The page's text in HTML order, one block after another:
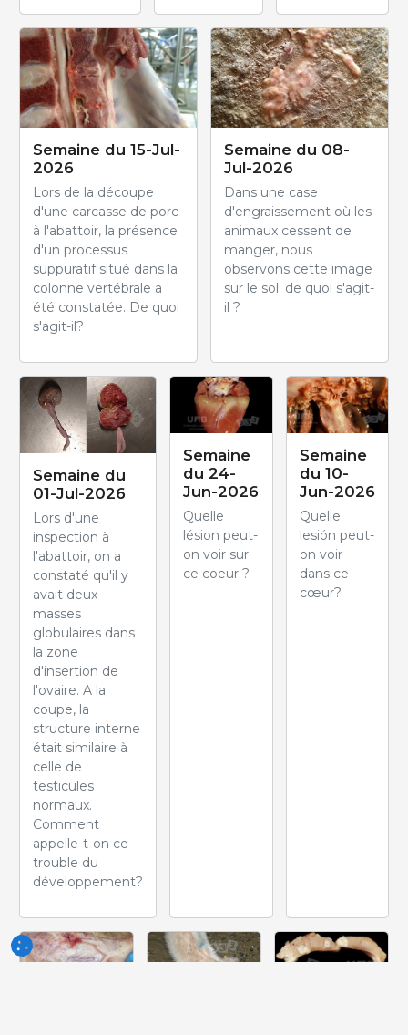
Semaine du 15-Jul-
2026
Lors de la découpe
d'une carcasse de porc
à l'abattoir, la présence
d'un processus
suppuratif situé dans la
colonne vertébrale a
été constatée. De quoi
s'agit-il?
Semaine du 08-
Jul-2026
Dans une case
d'engraissement où les
animaux cessent de
manger, nous
observons cette image
sur le sol; de quoi s'agit-
il ?
Semaine du
01-Jul-2026
Lors d'une
inspection à
l'abattoir, on a
constaté qu'il y
avait deux
masses
globulaires dans
la zone
d'insertion de
l'ovaire. A la
coupe, la
structure interne
était similaire à
celle de
testicules
normaux.
Comment
appelle-t-on ce
trouble du
développement?
Semaine
du 24-
Jun-2026
Quelle
lésion peut-
on voir sur
ce coeur ?
Semaine
du 10-
Jun-2026
Quelle
lesión peut-
on voir
dans ce
cœur?